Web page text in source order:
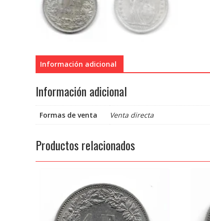
Información adicional
Información adicional
Formas de venta Venta directa
Productos relacionados